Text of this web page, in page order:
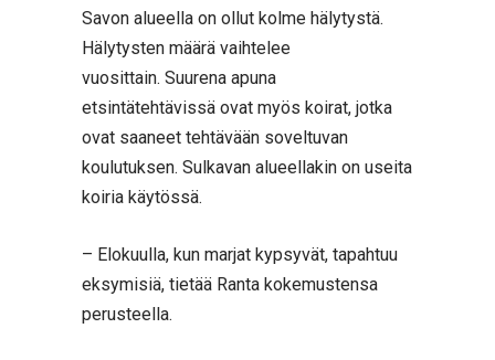
Savon alueella on ollut kolme hälytystä.
Hälytysten määrä vaihtelee
vuosittain. Suurena apuna
etsintätehtävissä ovat myös koirat, jotka
ovat saaneet tehtävään soveltuvan
koulutuksen. Sulkavan alueellakin on useita
koiria käytössä.
– Elokuulla, kun marjat kypsyvät, tapahtuu
eksymisiä, tietää Ranta kokemustensa
perusteella.